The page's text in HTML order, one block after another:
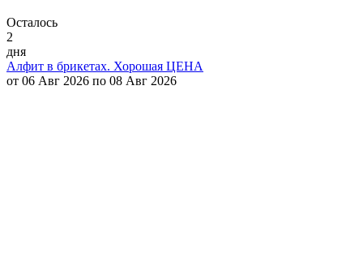
Осталось
2
дня
Алфит в брикетах. Хорошая ЦЕНА
от 06 Авг 2026 по 08 Авг 2026